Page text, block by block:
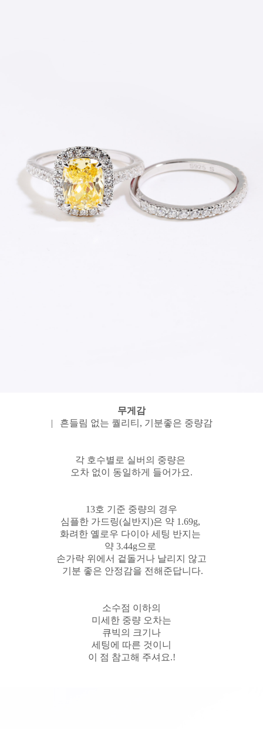
무게감
| 흔들림 없는 퀄리티, 기분좋은 중량감
각 호수별로 실버의 중량은
오차 없이 동일하게 들어가요.
13호 기준 중량의 경우
심플한 가드링(실반지)은 약 1.69g,
화려한 옐로우 다이아 세팅 반지는
약 3.44g으로
손가락 위에서 겉돌거나 날리지 않고
기분 좋은 안정감을 전해준답니다.
소수점 이하의
미세한 중량 오차는
큐빅의 크기나
세팅에 따른 것이니
이 점 참고해 주셔요.!